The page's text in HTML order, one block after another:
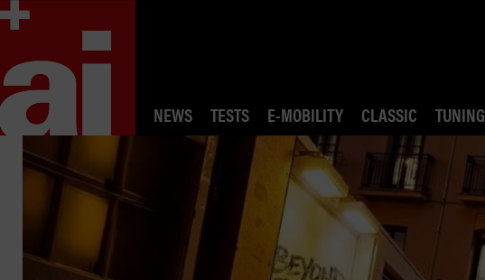
NEWS
TESTS E-MOBILITY CLASSIC TUNING